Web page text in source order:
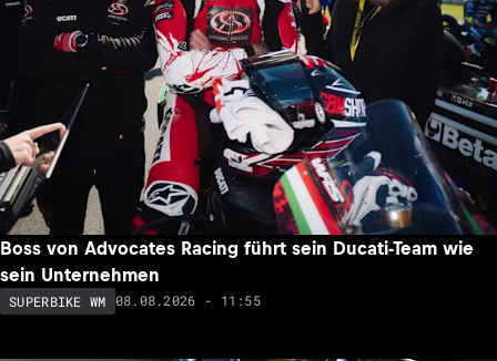
Boss von Advocates Racing führt sein Ducati-Team wie
sein Unternehmen
SUPERBIKE WM 08.08.2026 - 11:55